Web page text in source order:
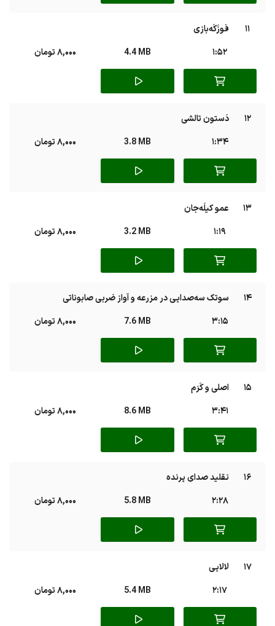
11
فوزَکَه‌بازی
1:52
4.4 MB 8,000 تومان
12
دَستون تالشی
1:34
3.8 MB 8,000 تومان
13
عمو کیلَه‌جان
1:19
3.2 MB 8,000 تومان
14
سوتک سه‌صدایی در مزرعه و آواز ضربی صابوناتی
3:15
7.6 MB 8,000 تومان
15
اصلی و کَرَم
3:41
8.6 MB 8,000 تومان
16
تقلید صدای پرنده
2:28
5.8 MB 8,000 تومان
17
لالایی
2:17
5.4 MB 8,000 تومان